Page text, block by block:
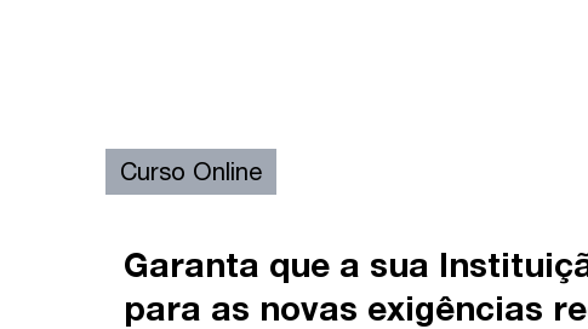
Curso Online
Garanta que a sua
para as novas exigências